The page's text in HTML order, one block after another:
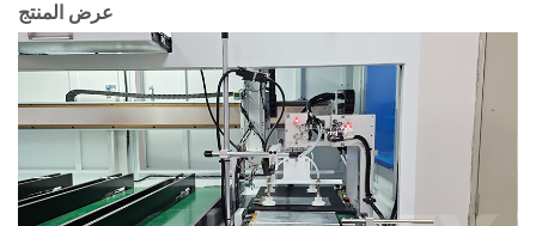
عرض المنتج